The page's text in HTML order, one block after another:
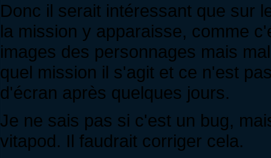
Donc il serait intéressant que sur
la mission y apparaisse, comme
images des personnages mais
quel mission il s'agit et ce n'est
d'écran après quelques jours.
Je ne sais pas si c'est un bug,
vitapod. Il faudrait corriger cela.